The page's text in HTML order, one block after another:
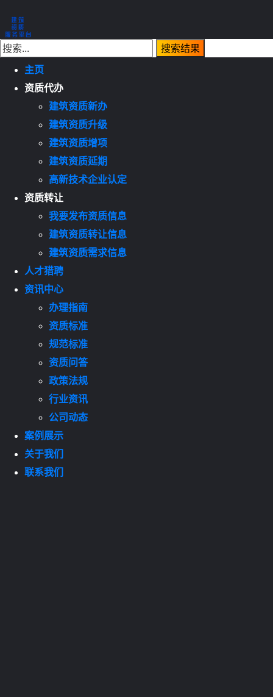
主页
资质代办
建筑资质新办
建筑资质升级
建筑资质增项
建筑资质延期
高新技术企业认定
资质转让
我要发布资质信息
建筑资质转让信息
建筑资质需求信息
人才猎聘
资讯中心
办理指南
资质标准
规范标准
资质问答
政策法规
行业资讯
公司动态
案例展示
关于我们
联系我们